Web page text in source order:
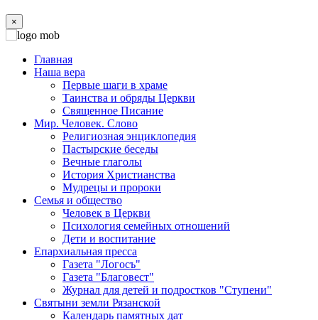
×
Главная
Наша вера
Первые шаги в храме
Таинства и обряды Церкви
Священное Писание
Мир. Человек. Слово
Религиозная энциклопедия
Пастырские беседы
Вечные глаголы
История Христианства
Мудрецы и пророки
Семья и общество
Человек в Церкви
Психология семейных отношений
Дети и воспитание
Епархиальная пресса
Газета "Логосъ"
Газета "Благовест"
Журнал для детей и подростков "Ступени"
Святыни земли Рязанской
Календарь памятных дат